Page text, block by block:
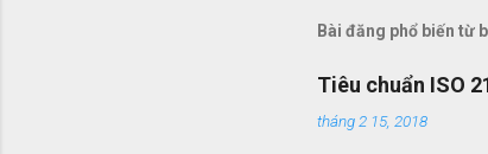
Bài đăng phổ biến từ
Tiêu chuẩn ISO
tháng 2 15, 2018